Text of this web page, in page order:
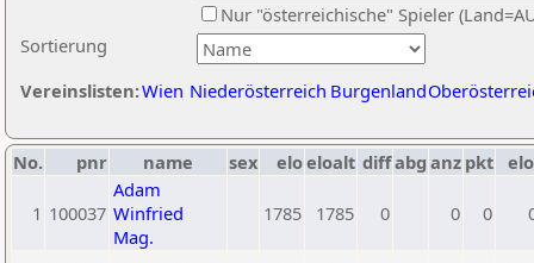
Sortierung
Nur "österreichische" Spieler
Vereinslisten:Wien Niederösterreich Burgenland
No. pnr name sex eloeloalt diffabg anz pkt
1 100037
Adam
Winfried
Mag.
1785 1785 0 0 0